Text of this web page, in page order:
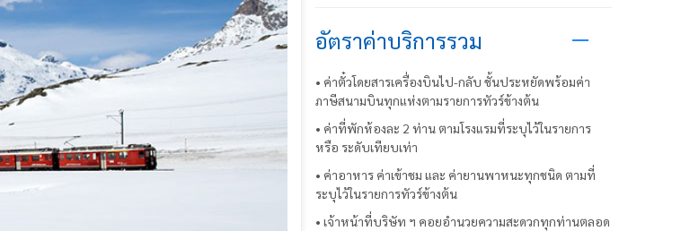
อัตราค่าบริการรวม
• ค่าตั๋วโดยสารเครื่องบินไป-กลับ ชั้นประหยัดพร้อมค่า
ภาษีสนามบินทุกแห่งตามรายการทัวร์ข้างต้น
• ค่าที่พักห้องละ 2 ท่าน ตามโรงแรมที่ระบุไว้ในรายการ
หรือ ระดับเทียบเท่า
• ค่าอาหาร ค่าเข้าชม และ ค่ายานพาหนะทุกชนิด ตามที่
ระบุไว้ในรายการทัวร์ข้างต้น
• เจ้าหน้าที่บริษัท ฯ คอยอำนวยความสะดวกทุกท่านตลอด